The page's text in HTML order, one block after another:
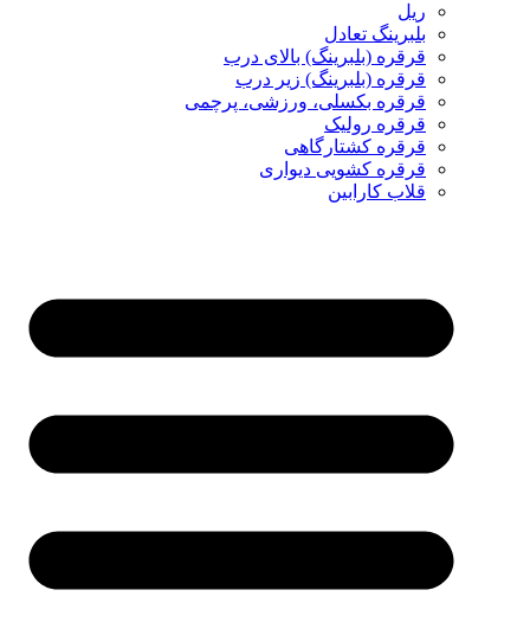
ریل
بلبرینگ تعادل
قرقره (بلبرینگ) بالای درب
قرقره (بلبرینگ) زیر درب
قرقره بکسلی، ورزشی، پرچمی
قرقره رولیک
قرقره کشتارگاهی
قرقره کشویی دیواری
قلاب کارابین